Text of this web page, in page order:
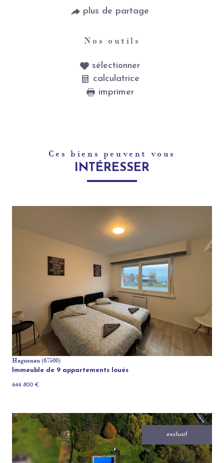
plus de partage
Nos outils
sélectionner
calculatrice
imprimer
Ces biens peuvent vous
INTÉRESSER
voir le bien
Haguenau (67500)
Immeuble de 9 appartements loués
644 800 €
exclusif